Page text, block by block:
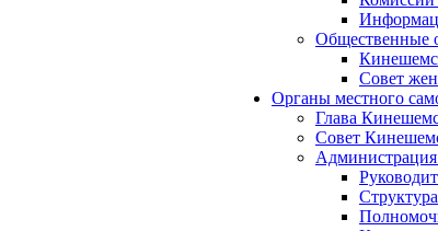
Общественные
Совет
Органы местного
Глава
Совет
Структура